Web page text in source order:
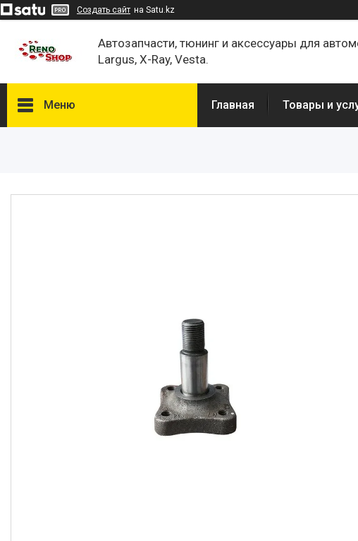
Создать сайт на Satu.kz
Автозапчасти, тюнинг и аксессуары для
Largus, X-Ray, Vesta.
Меню Главная Товары и